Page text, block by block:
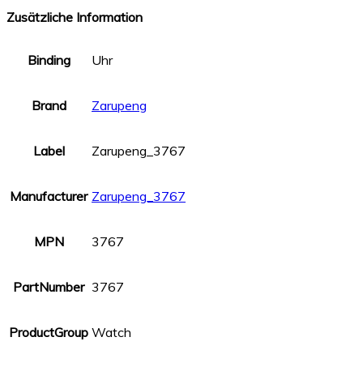
Zusätzliche Information
Binding Uhr
Brand Zarupeng
Label Zarupeng_3767
Manufacturer Zarupeng_3767
MPN 3767
PartNumber 3767
ProductGroup Watch